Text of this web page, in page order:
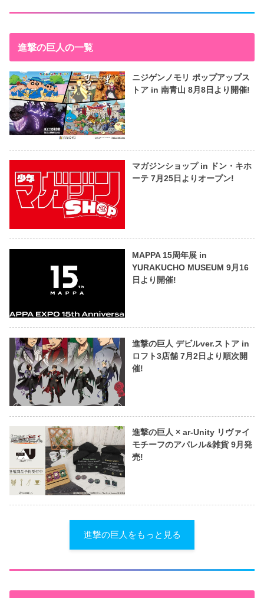
進撃の巨人の一覧
ニジゲンノモリ ポップアップス
トア in 南青山 8月8日より開催!
マガジンショップ in ドン・キホ
ーテ 7月25日よりオープン!
MAPPA 15周年展 in
YURAKUCHO MUSEUM 9月16
日より開催!
進撃の巨人 デビルver.ストア in
ロフト3店舗 7月2日より順次開
催!
進撃の巨人 × ar-Unity リヴァイ
モチーフのアパレル&雑貨 9月発
売!
進撃の巨人をもっと見る